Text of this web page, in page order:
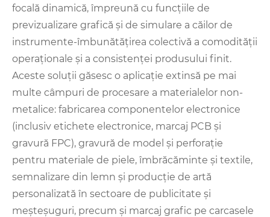
focală dinamică, împreună cu funcțiile de
previzualizare grafică și de simulare a căilor de
instrumente-îmbunătățirea colectivă a comodității
operaționale și a consistenței produsului finit.
Aceste soluții găsesc o aplicație extinsă pe mai
multe câmpuri de procesare a materialelor non-
metalice: fabricarea componentelor electronice
(inclusiv etichete electronice, marcaj PCB și
gravură FPC), gravură de model și perforație
pentru materiale de piele, îmbrăcăminte și textile,
semnalizare din lemn și producție de artă
personalizată în sectoare de publicitate și
meșteșuguri, precum și marcaj grafic pe carcasele